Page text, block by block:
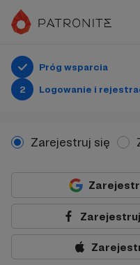
Próg wsparcia
2
Logowanie i
Zarejestruj się